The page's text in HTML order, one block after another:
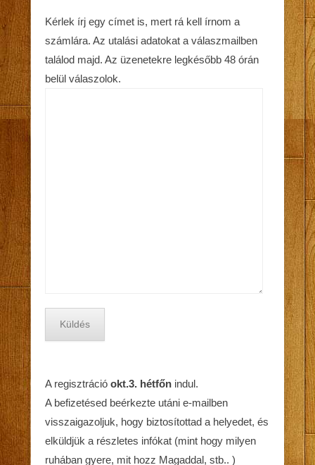
Kérlek írj egy címet is, mert rá kell írnom a
számlára. Az utalási adatokat a válaszmailben
találod majd. Az üzenetekre legkésőbb 48 órán
belül válaszolok.
A regisztráció okt.3. hétfőn indul.
A befizetésed beérkezte utáni e-mailben
visszaigazoljuk, hogy biztosítottad a helyedet, és
elküldjük a részletes infókat (mint hogy milyen
ruhában gyere, mit hozz Magaddal, stb.. )